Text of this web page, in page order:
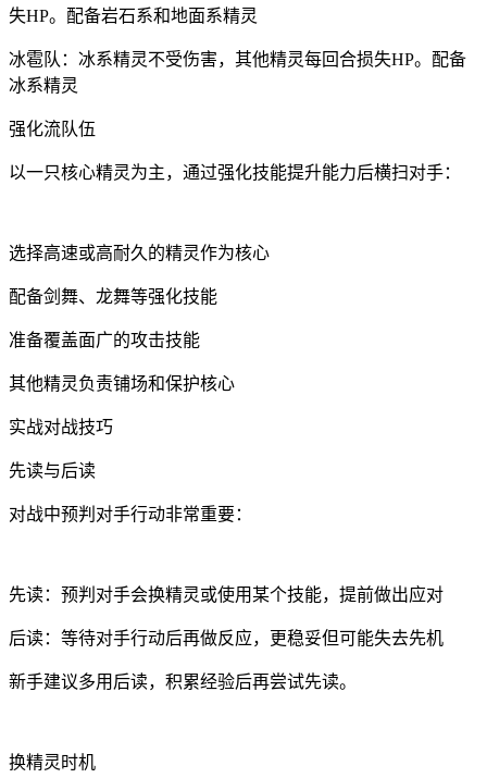
失HP。配备岩石系和地面系精灵
冰雹队：冰系精灵不受伤害，其他精灵每回合损失HP。配备
冰系精灵
强化流队伍
以一只核心精灵为主，通过强化技能提升能力后横扫对手：
选择高速或高耐久的精灵作为核心
配备剑舞、龙舞等强化技能
准备覆盖面广的攻击技能
其他精灵负责铺场和保护核心
实战对战技巧
先读与后读
对战中预判对手行动非常重要：
先读：预判对手会换精灵或使用某个技能，提前做出应对
后读：等待对手行动后再做反应，更稳妥但可能失去先机
新手建议多用后读，积累经验后再尝试先读。
换精灵时机